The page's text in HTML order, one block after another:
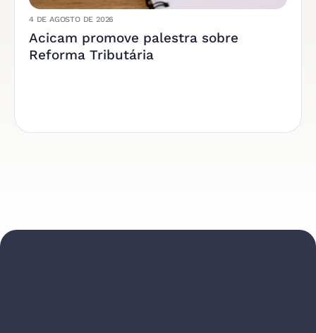
4 DE AGOSTO DE 2026
Acicam promove palestra sobre
Reforma Tributária